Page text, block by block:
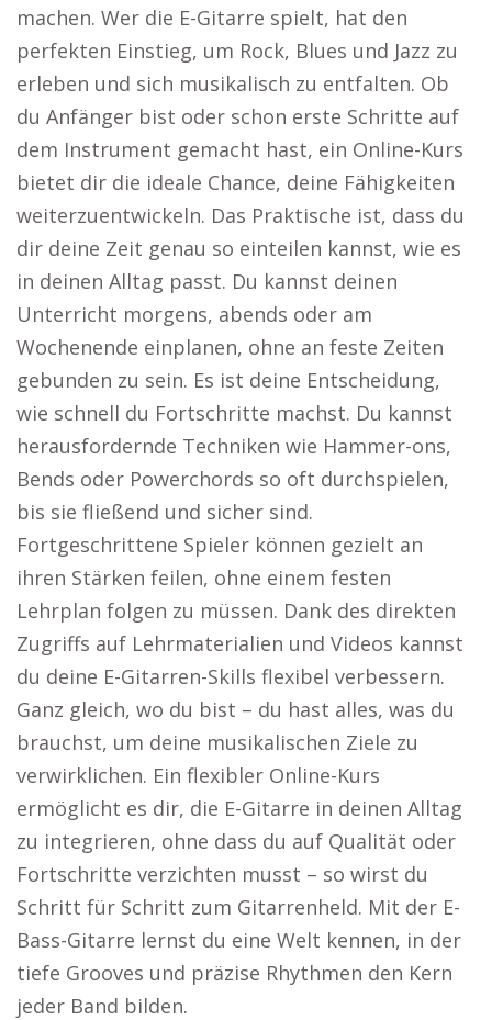
machen. Wer die E-Gitarre spielt, hat den
perfekten Einstieg, um Rock, Blues und Jazz zu
erleben und sich musikalisch zu entfalten. Ob
du Anfänger bist oder schon erste Schritte auf
dem Instrument gemacht hast, ein Online-Kurs
bietet dir die ideale Chance, deine Fähigkeiten
weiterzuentwickeln. Das Praktische ist, dass du
dir deine Zeit genau so einteilen kannst, wie es
in deinen Alltag passt. Du kannst deinen
Unterricht morgens, abends oder am
Wochenende einplanen, ohne an feste Zeiten
gebunden zu sein. Es ist deine Entscheidung,
wie schnell du Fortschritte machst. Du kannst
herausfordernde Techniken wie Hammer-ons,
Bends oder Powerchords so oft durchspielen,
bis sie fließend und sicher sind.
Fortgeschrittene Spieler können gezielt an
ihren Stärken feilen, ohne einem festen
Lehrplan folgen zu müssen. Dank des direkten
Zugriffs auf Lehrmaterialien und Videos kannst
du deine E-Gitarren-Skills flexibel verbessern.
Ganz gleich, wo du bist – du hast alles, was du
brauchst, um deine musikalischen Ziele zu
verwirklichen. Ein flexibler Online-Kurs
ermöglicht es dir, die E-Gitarre in deinen Alltag
zu integrieren, ohne dass du auf Qualität oder
Fortschritte verzichten musst – so wirst du
Schritt für Schritt zum Gitarrenheld. Mit der E-
Bass-Gitarre lernst du eine Welt kennen, in der
tiefe Grooves und präzise Rhythmen den Kern
jeder Band bilden.